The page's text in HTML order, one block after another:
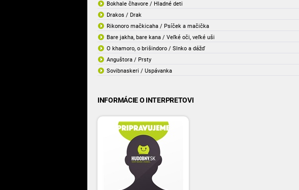
Bokhale čhavore / Hladné deti
Drakos / Drak
Rikonoro mačkicaha / Psíček a mačička
Bare jakha, bare kana / Veľké oči, veľké uši
O khamoro, o brišindoro / Slnko a dážď
Anguštora / Prsty
Sovibnaskeri / Uspávanka
INFORMÁCIE O INTERPRETOVI